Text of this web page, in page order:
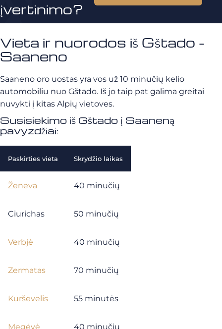
įvertinimo?
Vieta ir nuorodos iš Gštado -
Saaneno
Saaneno oro uostas yra vos už 10 minučių kelio
automobiliu nuo Gštado. Iš jo taip pat galima greitai
nuvykti į kitas Alpių vietoves.
Susisiekimo iš Gštado į Saaneną
pavyzdžiai:
Paskirties vieta Skrydžio laikas
Ženeva 40 minučių
Ciurichas 50 minučių
Verbjė 40 minučių
Zermatas 70 minučių
Kurševelis 55 minutės
Megėvė 40 minučių